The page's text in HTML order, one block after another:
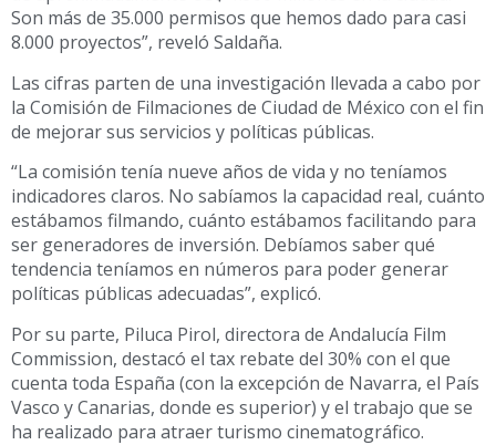
Son más de 35.000 permisos que hemos dado para casi
8.000 proyectos”, reveló Saldaña.
Las cifras parten de una investigación llevada a cabo por
la Comisión de Filmaciones de Ciudad de México con el fin
de mejorar sus servicios y políticas públicas.
“La comisión tenía nueve años de vida y no teníamos
indicadores claros. No sabíamos la capacidad real, cuánto
estábamos filmando, cuánto estábamos facilitando para
ser generadores de inversión. Debíamos saber qué
tendencia teníamos en números para poder generar
políticas públicas adecuadas”, explicó.
Por su parte, Piluca Pirol, directora de Andalucía Film
Commission, destacó el tax rebate del 30% con el que
cuenta toda España (con la excepción de Navarra, el País
Vasco y Canarias, donde es superior) y el trabajo que se
ha realizado para atraer turismo cinematográfico.